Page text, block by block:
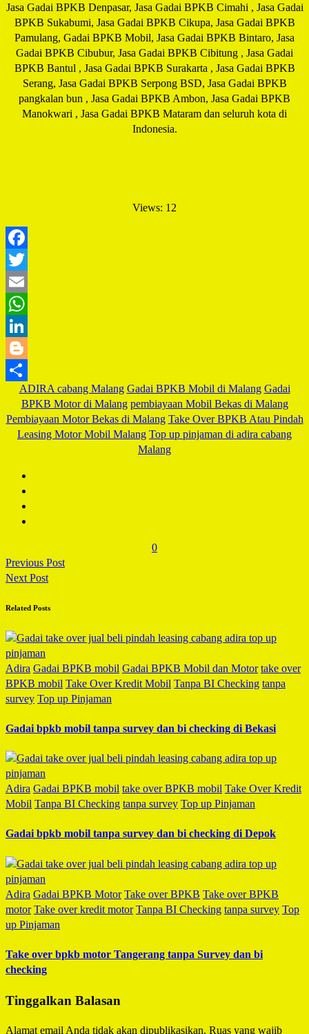
Jasa Gadai BPKB Denpasar, Jasa Gadai BPKB Cimahi , Jasa Gadai
BPKB Sukabumi, Jasa Gadai BPKB Cikupa, Jasa Gadai BPKB
Pamulang, Gadai BPKB Mobil, Jasa Gadai BPKB Bintaro, Jasa
Gadai BPKB Cibubur, Jasa Gadai BPKB Cibitung , Jasa Gadai
BPKB Bantul , Jasa Gadai BPKB Surakarta , Jasa Gadai BPKB
Serang, Jasa Gadai BPKB Serpong BSD, Jasa Gadai BPKB
pangkalan bun , Jasa Gadai BPKB Ambon, Jasa Gadai BPKB
Manokwari , Jasa Gadai BPKB Mataram dan seluruh kota di
Indonesia.
Views: 12
Share
ADIRA cabang Malang Gadai BPKB Mobil di Malang Gadai
BPKB Motor di Malang pembiayaan Mobil Bekas di Malang
Pembiayaan Motor Bekas di Malang Take Over BPKB Atau Pindah
Leasing Motor Mobil Malang Top up pinjaman di adira cabang
Malang
0
Previous Post
Next Post
Related Posts
Adira Gadai BPKB mobil Gadai BPKB Mobil dan Motor take over
BPKB mobil Take Over Kredit Mobil Tanpa BI Checking tanpa
survey Top up Pinjaman
Gadai bpkb mobil tanpa survey dan bi checking di Bekasi
Adira Gadai BPKB mobil take over BPKB mobil Take Over Kredit
Mobil Tanpa BI Checking tanpa survey Top up Pinjaman
Gadai bpkb mobil tanpa survey dan bi checking di Depok
Adira Gadai BPKB Motor Take over BPKB Take over BPKB
motor Take over kredit motor Tanpa BI Checking tanpa survey Top
up Pinjaman
Take over bpkb motor Tangerang tanpa Survey dan bi
checking
Tinggalkan Balasan
Alamat email Anda tidak akan dipublikasikan. Ruas yang wajib